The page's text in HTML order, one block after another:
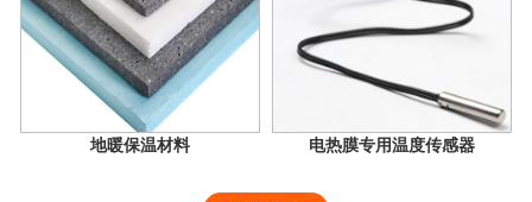
地暖保温材料 电热膜专用温度传感器